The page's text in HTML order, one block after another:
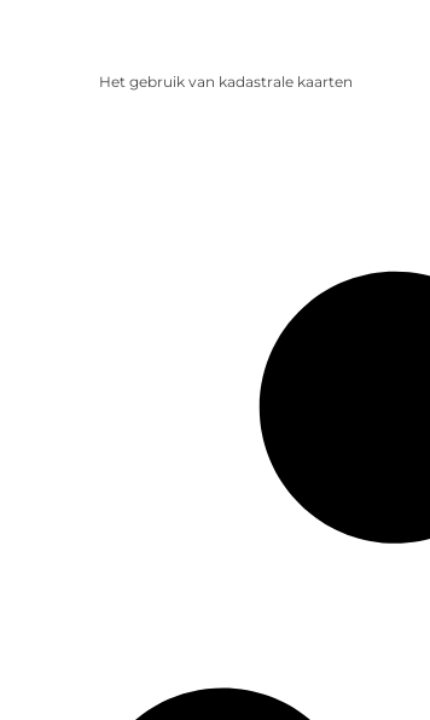
Het gebruik van kadastrale kaarten